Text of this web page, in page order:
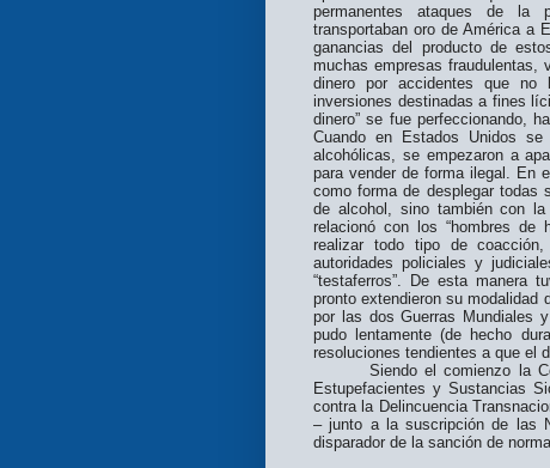
permanentes ataques de la
transportaban oro de América a
ganancias del producto de
muchas empresas fraudulentas,
dinero por accidentes que no
inversiones destinadas a fines
dinero” se fue perfeccionando,
Cuando en Estados Unidos
alcohólicas, se empezaron a
para vender de forma ilegal. En
como forma de desplegar
de alcohol, sino también con
relacionó con los “hombres de
realizar todo tipo de
autoridades policiales y
“testaferros”. De esta manera
pronto extendieron su modalidad
por las dos Guerras Mundiales
pudo lentamente (de hecho
resoluciones tendientes a que el
Siendo el comienzo la
Estupefacientes y Sustancias
contra la Delincuencia
– junto a la suscripción de las
disparador de la sanción de